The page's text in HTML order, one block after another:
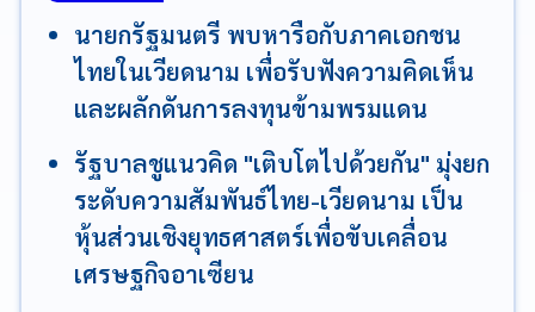
นายกรัฐมนตรี พบหารือกับภาคเอกชน
ไทยในเวียดนาม เพื่อรับฟังความคิดเห็น
และผลักดันการลงทุนข้ามพรมแดน
รัฐบาลชูแนวคิด "เติบโตไปด้วยกัน" มุ่งยก
ระดับความสัมพันธ์ไทย-เวียดนาม เป็น
หุ้นส่วนเชิงยุทธศาสตร์เพื่อขับเคลื่อน
เศรษฐกิจอาเซียน